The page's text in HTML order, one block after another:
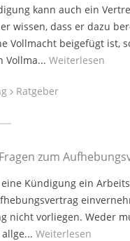
kann auch ein
wissen, dass er dazu
Vollmacht beigefügt ist,
Vollma... Weiterlesen
Ratgeber
zum
Kündigung ein
nicht vorliegen. Weder
Weiterlesen